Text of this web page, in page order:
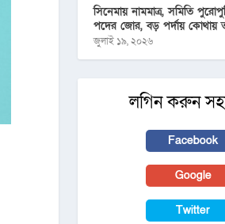
সিনেমায় নামমাত্র, সমিতি
পদের জোর, বড় পর্দায় কোথায়
জুলাই ১৯, ২০২৬
লগিন করুন
Facebook
Google
Twitter